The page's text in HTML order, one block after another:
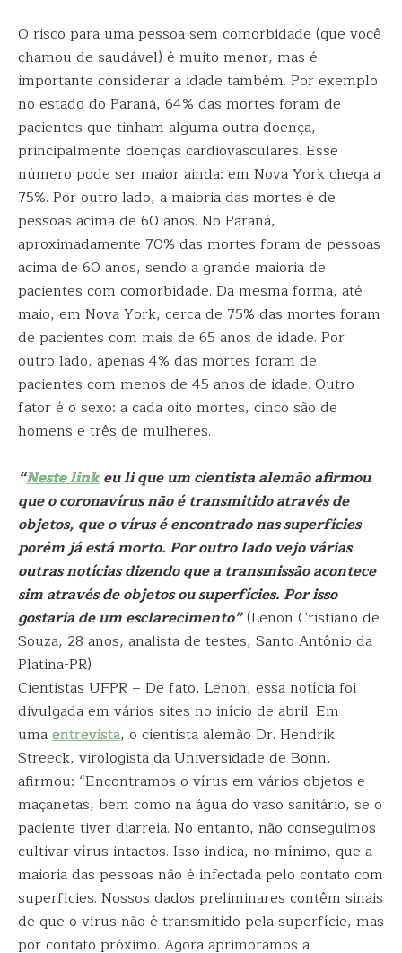
O risco para uma pessoa sem comorbidade (que você
chamou de saudável) é muito menor, mas é
importante considerar a idade também. Por exemplo
no estado do Paraná, 64% das mortes foram de
pacientes que tinham alguma outra doença,
principalmente doenças cardiovasculares. Esse
número pode ser maior ainda: em Nova York chega a
75%. Por outro lado, a maioria das mortes é de
pessoas acima de 60 anos. No Paraná,
aproximadamente 70% das mortes foram de pessoas
acima de 60 anos, sendo a grande maioria de
pacientes com comorbidade. Da mesma forma, até
maio, em Nova York, cerca de 75% das mortes foram
de pacientes com mais de 65 anos de idade. Por
outro lado, apenas 4% das mortes foram de
pacientes com menos de 45 anos de idade. Outro
fator é o sexo: a cada oito mortes, cinco são de
homens e três de mulheres.
“Neste linkeu li que um cientista alemão afirmou
que o coronavírus não é transmitido através de
objetos, que o vírus é encontrado nas superfícies
porém já está morto. Por outro lado vejo várias
outras notícias dizendo que a transmissão acontece
sim através de objetos ou superfícies. Por isso
gostaria de um esclarecimento”(Lenon Cristiano de
Souza, 28 anos, analista de testes, Santo Antônio da
Platina-PR)
Cientistas UFPR – De fato, Lenon, essa notícia foi
divulgada em vários sites no início de abril. Em
umaentrevista, o cientista alemão Dr. Hendrik
Streeck, virologista da Universidade de Bonn,
afirmou: “Encontramos o vírus em vários objetos e
maçanetas, bem como na água do vaso sanitário, se o
paciente tiver diarreia. No entanto, não conseguimos
cultivar vírus intactos. Isso indica, no mínimo, que a
maioria das pessoas não é infectada pelo contato com
superfícies. Nossos dados preliminares contêm sinais
de que o vírus não é transmitido pela superfície, mas
por contato próximo. Agora aprimoramos a